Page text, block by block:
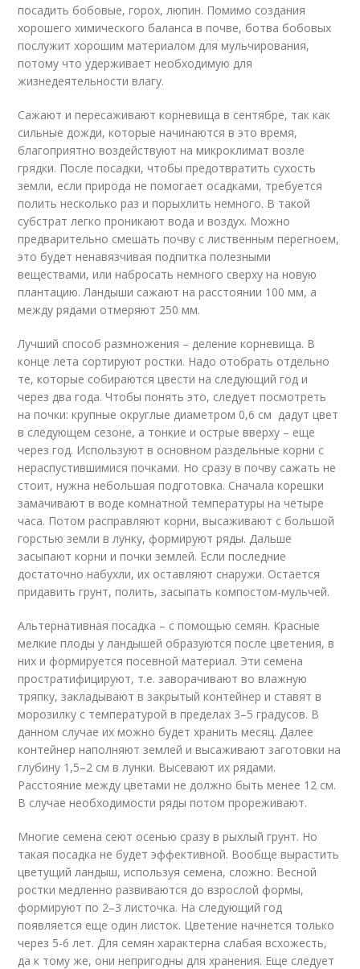
посадить бобовые, горох, люпин. Помимо создания
хорошего химического баланса в почве, ботва бобовых
послужит хорошим материалом для мульчирования,
потому что удерживает необходимую для
жизнедеятельности влагу.
Сажают и пересаживают корневища в сентябре, так как
сильные дожди, которые начинаются в это время,
благоприятно воздействуют на микроклимат возле
грядки. После посадки, чтобы предотвратить сухость
земли, если природа не помогает осадками, требуется
полить несколько раз и порыхлить немного. В такой
субстрат легко проникают вода и воздух. Можно
предварительно смешать почву с лиственным перегноем,
это будет ненавязчивая подпитка полезными
веществами, или набросать немного сверху на новую
плантацию. Ландыши сажают на расстоянии 100 мм, а
между рядами отмеряют 250 мм.
Лучший способ размножения – деление корневища. В
конце лета сортируют ростки. Надо отобрать отдельно
те, которые собираются цвести на следующий год и
через два года. Чтобы понять это, следует посмотреть
на почки: крупные округлые диаметром 0,6 см дадут цвет
в следующем сезоне, а тонкие и острые вверху – еще
через год. Используют в основном раздельные корни с
нераспустившимися почками. Но сразу в почву сажать не
стоит, нужна небольшая подготовка. Сначала корешки
замачивают в воде комнатной температуры на четыре
часа. Потом расправляют корни, высаживают с большой
горстью земли в лунку, формируют ряды. Дальше
засыпают корни и почки землей. Если последние
достаточно набухли, их оставляют снаружи. Остается
придавить грунт, полить, засыпать компостом-мульчей.
Альтернативная посадка – с помощью семян. Красные
мелкие плоды у ландышей образуются после цветения, в
них и формируется посевной материал. Эти семена
простратифицируют, т.е. заворачивают во влажную
тряпку, закладывают в закрытый контейнер и ставят в
морозилку с температурой в пределах 3–5 градусов. В
данном случае их можно будет хранить месяц. Далее
контейнер наполняют землей и высаживают заготовки на
глубину 1,5–2 см в лунки. Высевают их рядами.
Расстояние между цветами не должно быть менее 12 см.
В случае необходимости ряды потом прореживают.
Многие семена сеют осенью сразу в рыхлый грунт. Но
такая посадка не будет эффективной. Вообще вырастить
цветущий ландыш, используя семена, сложно. Весной
ростки медленно развиваются до взрослой формы,
формируют по 2–3 листочка. На следующий год
появляется еще один листок. Цветение начнется только
через 5-6 лет. Для семян характерна слабая всхожесть,
да к тому же, они непригодны для хранения. Еще следует